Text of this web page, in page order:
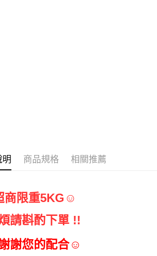
明 商品規格 相關推薦
商限重5KG☺
斟酌下單 !!
謝謝您的配合☺